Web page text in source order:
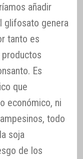
añadir
glifosato genera
tanto es
Es
que
económico, ni
todo
soja
de los